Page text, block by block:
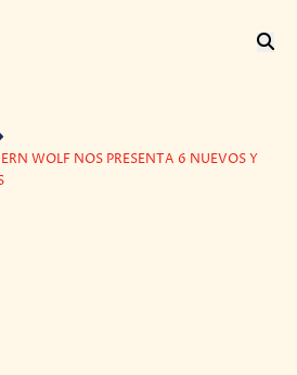
WOLF NOS PRESENTA 6 NUEVOS Y